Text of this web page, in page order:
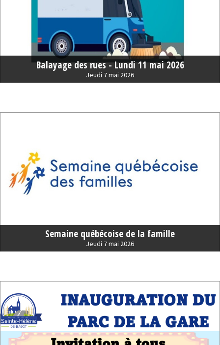
Balayage des rues - Lundi 11 mai 2026
Jeudi 7 mai 2026
Semaine québécoise de la famille
Jeudi 7 mai 2026